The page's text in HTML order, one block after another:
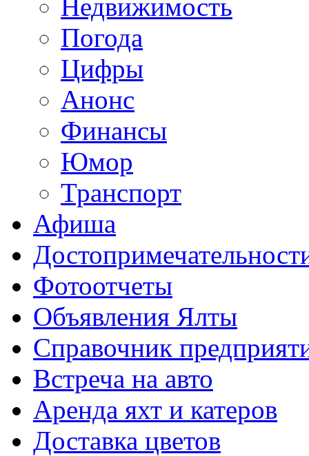
Недвижимость
Погода
Цифры
Анонс
Финансы
Юмор
Транспорт
Афиша
Фотоотчеты
Объявления Ялты
Справочник
Встреча на авто
Аренда яхт и катеров
Доставка цветов